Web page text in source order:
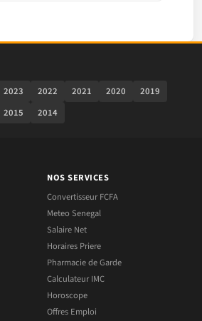
2023 2022 2021 2020
2019
2015 2014
NOS SERVICES
Convertisseur FCFA
Meteo Senegal
Salaire Net
Horaires Priere
Pharmacie de Garde
Calculateur IMC
Horoscope
Offres Emploi